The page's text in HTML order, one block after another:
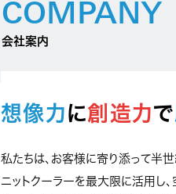
COMPANY
会社案内
想像力に創造力で
私たちは、お客様に寄り添って半
ニットクーラーを最大限に活用し